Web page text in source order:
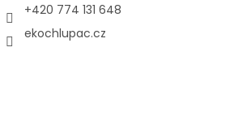
+420 774 131 648
ekochlupac.cz